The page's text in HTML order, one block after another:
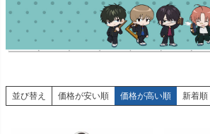
並び替え 価格が安い順 価格が高い順 新着順